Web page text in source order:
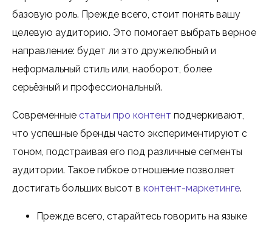
базовую роль. Прежде всего, стоит понять вашу
целевую аудиторию. Это помогает выбрать верное
направление: будет ли это дружелюбный и
неформальный стиль или, наоборот, более
серьёзный и профессиональный.
Современные статьи про контент подчеркивают,
что успешные бренды часто экспериментируют с
тоном, подстраивая его под различные сегменты
аудитории. Такое гибкое отношение позволяет
достигать больших высот в контент-маркетинге.
Прежде всего, старайтесь говорить на языке